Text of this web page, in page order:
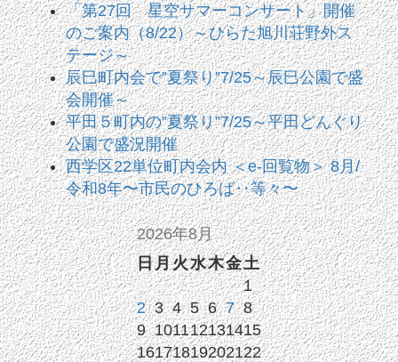
「第27回 星空サマーコンサート」開催
のご案内（8/22）～ひらた旭川荘野外ス
テージ～
辰巳町内会で”夏祭り”7/25～辰巳公園で盛
会開催～
平田５町内の”夏祭り”7/25～平田どんぐり
公園で盛況開催
西学区22単位町内会内 ＜e-回覧物＞ 8月/
令和8年〜市民のひろば‥等々〜
2026年8月
日月火水木金土
1
2 3 4 5 6 7 8
9 101112131415
16171819202122